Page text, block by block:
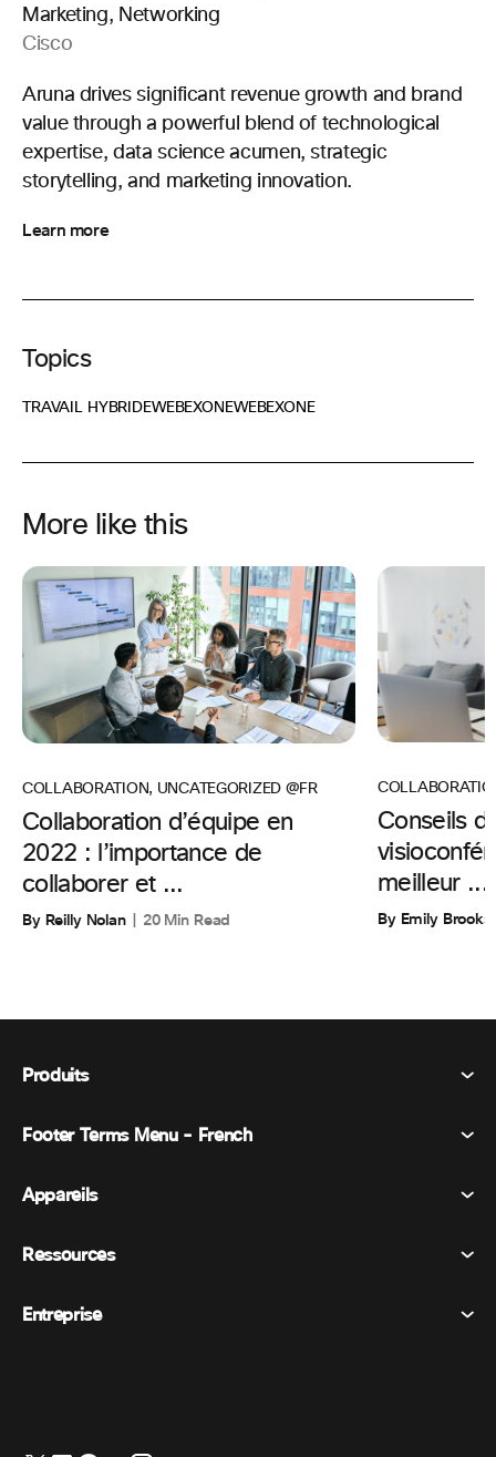
Marketing, Networking
Cisco
Aruna drives significant revenue growth and brand
value through a powerful blend of technological
expertise, data science acumen, strategic
storytelling, and marketing innovation.
Learn more
Topics
TRAVAIL HYBRIDEWEBEXONEWEBEXONE
More like this
COLLABORATION, UNCATEGORIZED @FR
Collaboration d’équipe en
2022 : l’importance de
collaborer et ...
By Reilly Nolan 20 Min Read
Conseils
meilleur ...
By Emily Brooks
Produits
Webex Suite
Messagerie
Événements
Footer Terms Menu - French
Conditions générales
Marques déposées
Appareils
Appareils de la salle
Ressources
Tarifs
Entreprise